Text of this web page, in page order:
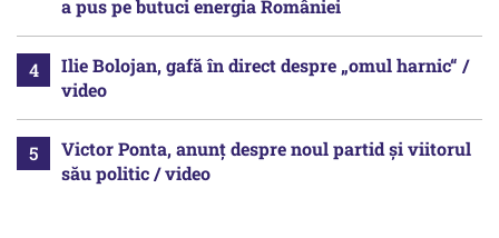
a pus pe butuci energia României
Ilie Bolojan, gafă în direct despre „omul harnic“ /
video
Victor Ponta, anunț despre noul partid și viitorul
său politic / video